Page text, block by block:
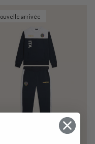
arrivée